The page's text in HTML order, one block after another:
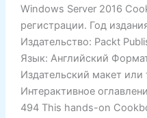
Windows Server 2016
регистрации. Год
Издательство: Packt
Язык: Английский
Издательский макет или
Интерактивное
494 This hands-on